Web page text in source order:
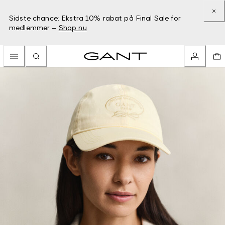
Sidste chance: Ekstra 10% rabat på Final Sale for
medlemmer – Shop nu